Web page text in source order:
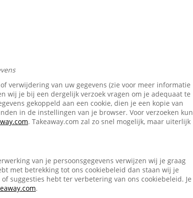
verwijdering van uw gegevens (zie voor meer informatie
wij je bij een dergelijk verzoek vragen om je adequaat te
gekoppeld aan een cookie, dien je een kopie van
in de instellingen van je browser. Voor verzoeken kun
. Takeaway.com zal zo snel mogelijk, maar uiterlijk
van je persoonsgegevens verwijzen wij je graag
met betrekking tot ons cookiebeleid dan staan wij je
suggesties hebt ter verbetering van ons cookiebeleid. Je
.